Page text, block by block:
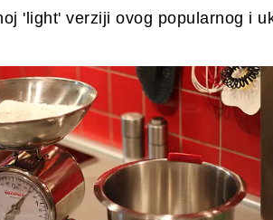
'light' verziji ovog popularnog i